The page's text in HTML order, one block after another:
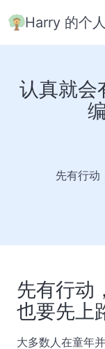
Harry 的个
认真就会
先有行动
先有行动
也要先上
大多数人在童年